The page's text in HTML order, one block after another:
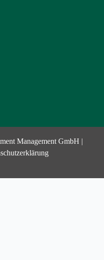
Management GmbH |